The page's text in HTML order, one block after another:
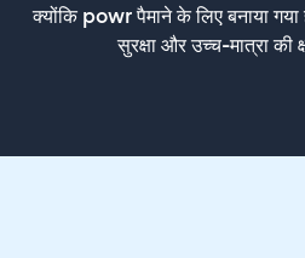
क्योंकि powr पैमाने के लिए बनाया
सुरक्षा और उच्च-मात्रा की